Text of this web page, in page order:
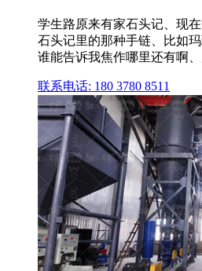
学生路原来有家石头记、现
石头记里的那种手链、比如
谁能告诉我焦作哪里还有啊、
联系电话: 180 3780 8511